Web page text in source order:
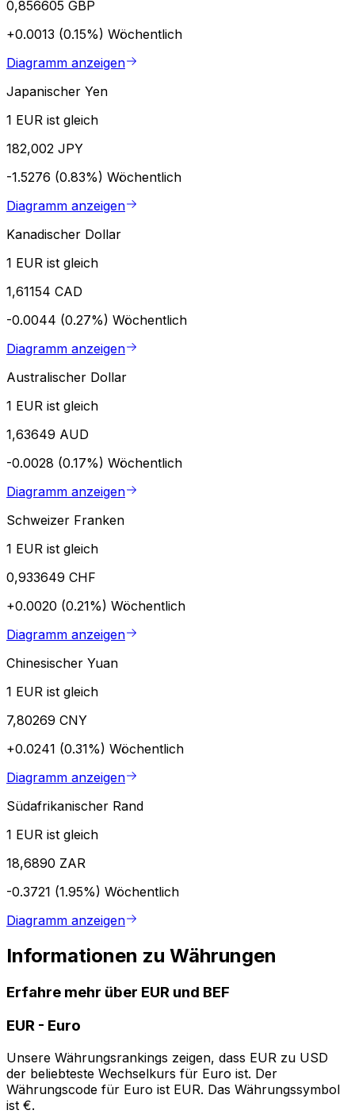
0,856605 GBP
+0.0013 (0.15%) Wöchentlich
Diagramm anzeigen
Japanischer Yen
1 EUR ist gleich
182,002 JPY
-1.5276 (0.83%) Wöchentlich
Diagramm anzeigen
Kanadischer Dollar
1 EUR ist gleich
1,61154 CAD
-0.0044 (0.27%) Wöchentlich
Diagramm anzeigen
Australischer Dollar
1 EUR ist gleich
1,63649 AUD
-0.0028 (0.17%) Wöchentlich
Diagramm anzeigen
Schweizer Franken
1 EUR ist gleich
0,933649 CHF
+0.0020 (0.21%) Wöchentlich
Diagramm anzeigen
Chinesischer Yuan
1 EUR ist gleich
7,80269 CNY
+0.0241 (0.31%) Wöchentlich
Diagramm anzeigen
Südafrikanischer Rand
1 EUR ist gleich
18,6890 ZAR
-0.3721 (1.95%) Wöchentlich
Diagramm anzeigen
Informationen zu Währungen
Erfahre mehr über EUR und BEF
EUR - Euro
Unsere Währungsrankings zeigen, dass EUR zu USD
der beliebteste Wechselkurs für Euro ist. Der
Währungscode für Euro ist EUR. Das Währungssymbol
ist €.